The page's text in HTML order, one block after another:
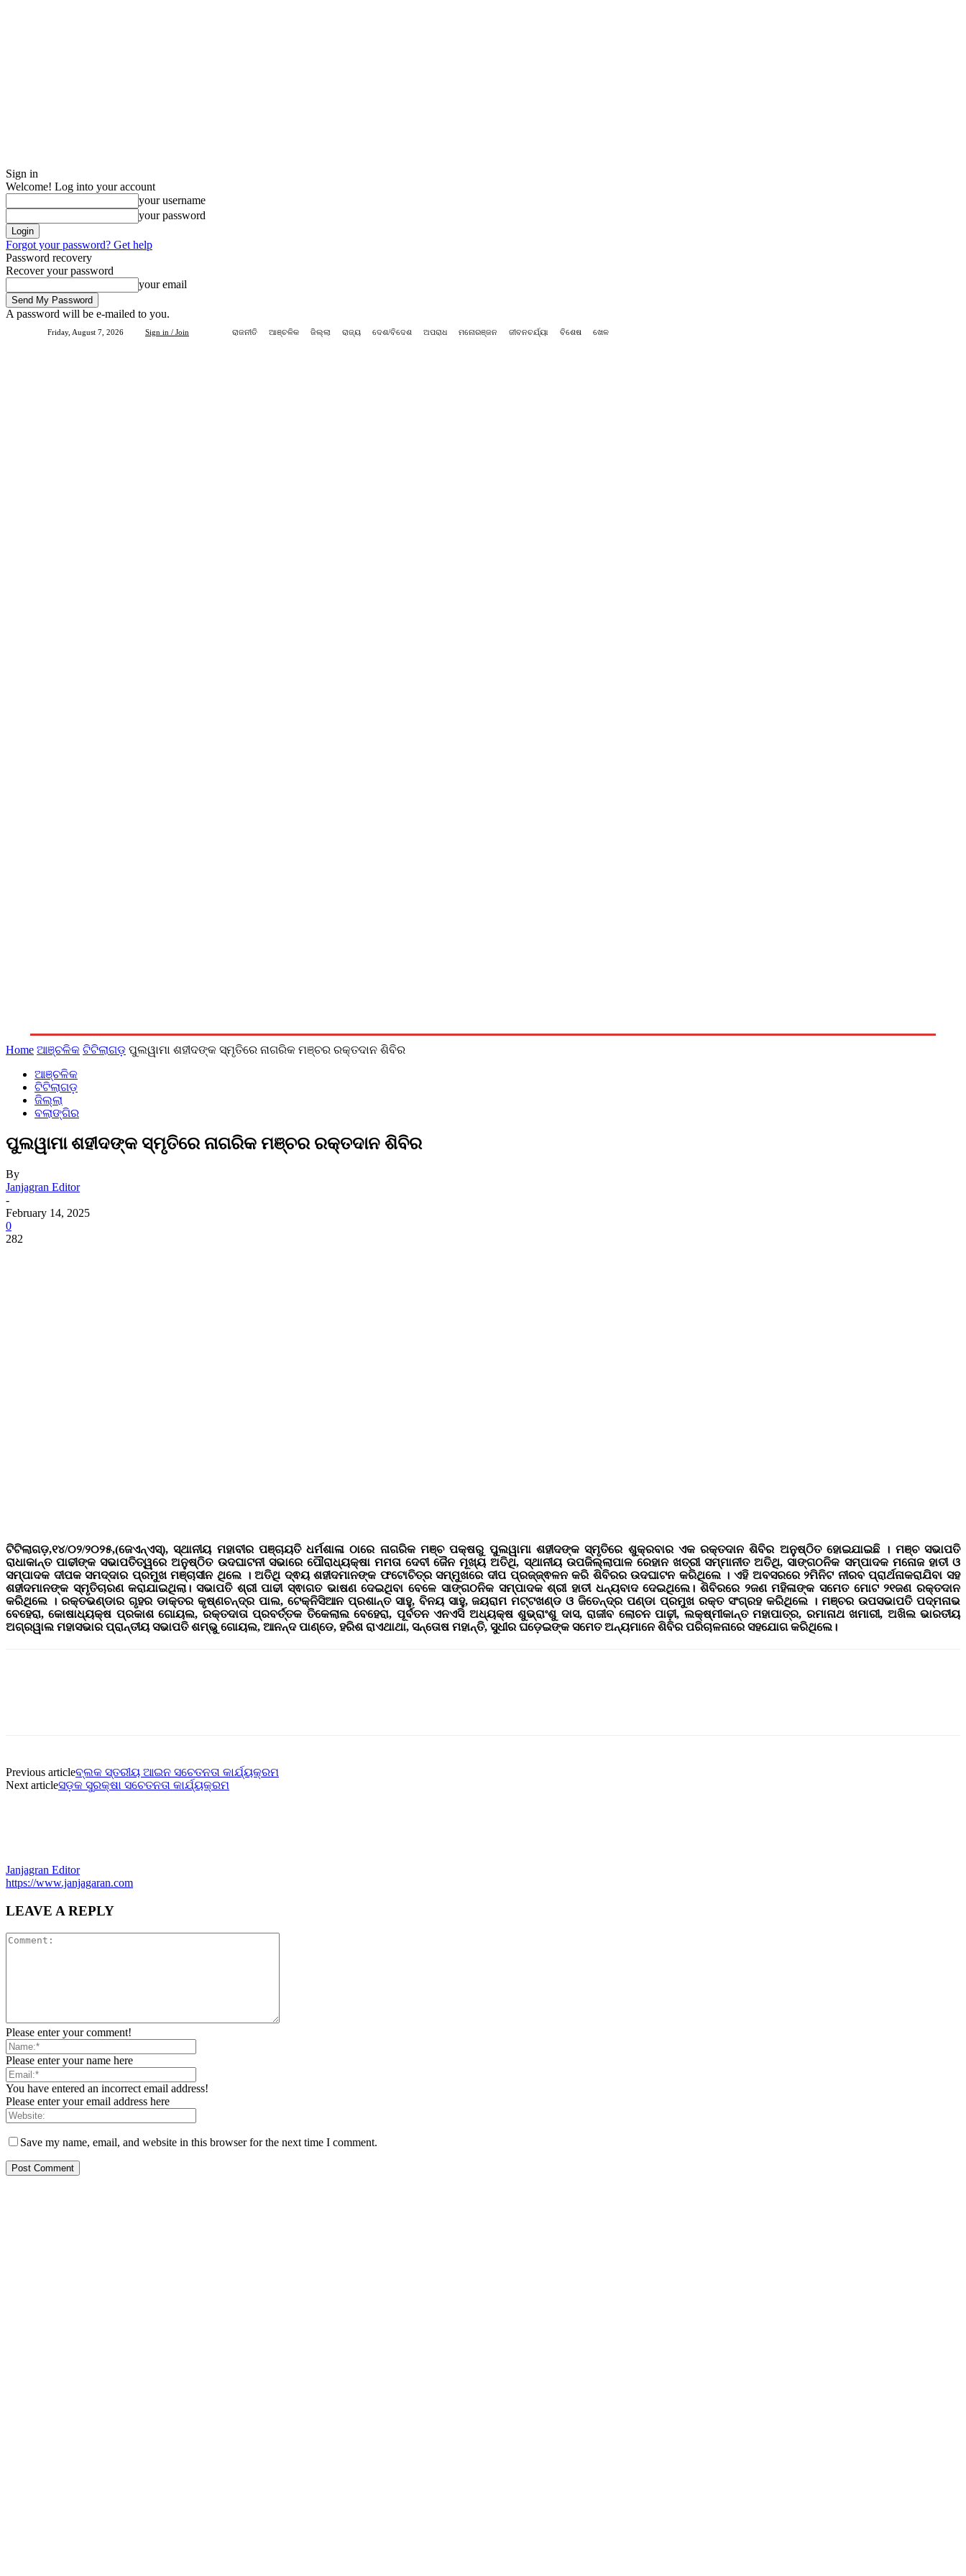
Sign in
Welcome! Log into your account
your username
your password
Forgot your password? Get help
Password recovery
Recover your password
your email
A password will be e-mailed to you.
Friday, August 7, 2026 Sign in / Join ରାଜନୀତି ଆଞ୍ଚଳିକ ଜିଲ୍ଲା ରାଜ୍ୟ ଦେଶ/ବିଦେଶ ଅପରାଧ ମନୋରଞ୍ଜନ ଜୀବନଚର୍ଯ୍ୟା ବିଶେଷ ଖେଳ
Home ଆଞ୍ଚଳିକ ଟିଟିଲାଗଡ଼ ପୁଲୱାମା ଶହୀଦଙ୍କ ସ୍ମୃତିରେ ନାଗରିକ ମଞ୍ଚର ରକ୍ତଦାନ ଶିବିର
ଆଞ୍ଚଳିକ
ଟିଟିଲାଗଡ଼
ଜିଲ୍ଲା
ବଲାଙ୍ଗିର
ପୁଲୱାମା ଶହୀଦଙ୍କ ସ୍ମୃତିରେ ନାଗରିକ ମଞ୍ଚର ରକ୍ତଦାନ ଶିବିର
By
Janjagran Editor
-
February 14, 2025
0
282
ଟିଟିଲାଗଡ଼,୧୪/୦୨/୨୦୨୫,(ଜେଏନ୍ଏସ୍), ସ୍ଥାନୀୟ ମହାବୀର ପଞ୍ଚାୟତି ଧର୍ମଶାଳା ଠାରେ ନାଗରିକ ମଞ୍ଚ ପକ୍ଷରୁ ପୁଲୱାମା ଶହୀଦଙ୍କ ସ୍ମୃତିରେ ଶୁକ୍ରବାର ଏକ ରକ୍ତଦାନ ଶିବିର ଅନୁଷ୍ଠିତ ହୋଇଯାଇଛି । ମଞ୍ଚ ସଭାପତି
ରାଧାକାନ୍ତ ପାଢୀଙ୍କ ସଭାପତିତ୍ୱରେ ଅନୁଷ୍ଠିତ ଉଦଘାଟନୀ ସଭାରେ ପୌରାଧ୍ୟକ୍ଷା ମମତା ଦେବୀ ଜୈନ ମୂଖ୍ୟ ଅତିଥି, ସ୍ଥାନୀୟ ଉପଜିଲ୍ଲାପାଳ ରେହାନ ଖତ୍ରୀ ସମ୍ମାନୀତ ଅତିଥି, ସାଙ୍ଗଠନିକ ସମ୍ପାଦକ ମନୋଜ ହାତୀ ଓ
ସମ୍ପାଦକ ଦୀପକ ସମଦ୍ଦାର ପ୍ରମୁଖ ମଞ୍ଚାସୀନ ଥିଲେ । ଅତିଥି ଦ୍ଵୟ ଶହୀଦମାନଙ୍କ ଫଟୋଚିତ୍ର ସମ୍ମୁଖରେ ଦୀପ ପ୍ରଜ୍ଜ୍ଵଳନ କରି ଶିବିରର ଉଦଘାଟନ କରିଥିଲେ । ଏହି ଅବସରରେ ୨ମିନିଟ ନୀରବ ପ୍ରାର୍ଥନାକରାଯିବା ସହ
ଶହୀଦମାନଙ୍କ ସ୍ମୃତିଚାରଣ କରାଯାଇଥିଲା। ସଭାପତି ଶ୍ରୀ ପାଢୀ ସ୍ଵାଗତ ଭାଷଣ ଦେଇଥିବା ବେଳେ ସାଙ୍ଗଠନିକ ସମ୍ପାଦକ ଶ୍ରୀ ହାତୀ ଧନ୍ୟବାଦ ଦେଇଥିଲେ। ଶିବିରରେ ୨ଜଣ ମହିଳାଙ୍କ ସମେତ ମୋଟ ୨୧ଜଣ ରକ୍ତଦାନ
କରିଥିଲେ ‌। ରକ୍ତଭଣ୍ଡାର ଗୃହର ଡାକ୍ତର କୃଷ୍ଣଚନ୍ଦ୍ର ପାଲ, ଟେକ୍ନିସିଆନ ପ୍ରଶାନ୍ତ ସାହୁ, ବିନୟ ସାହୁ, ଜୟରାମ ମଟ୍ଟଖଣ୍ଡ ଓ ଜିତେନ୍ଦ୍ର ପଣ୍ଡା ପ୍ରମୁଖ ରକ୍ତ ସଂଗ୍ରହ କରିଥିଲେ ‌। ମଞ୍ଚର ଉପସଭାପତି ପଦ୍ମନାଭ
ବେହେରା, କୋଷାଧ୍ୟକ୍ଷ ପ୍ରକାଶ ଗୋୟଲ, ରକ୍ତଦାତା ପ୍ରବର୍ତ୍ତକ ତିକେଲାଲ ବେହେରା, ପୂର୍ବତନ ଏନଏସି ଅଧ୍ୟକ୍ଷ ଶୁଭ୍ରାଂଶୁ ଦାସ, ରାଜୀବ ଲୋଚନ ପାଢ଼ୀ, ଲକ୍ଷ୍ମୀକାନ୍ତ ମହାପାତ୍ର, ରମାନାଥ ଖମାରୀ, ଅଖିଲ ଭାରତୀୟ
ଅଗ୍ରୱାଲ ମହାସଭାର ପ୍ରାନ୍ତୀୟ ସଭାପତି ଶମ୍ଭୁ ଗୋୟଲ, ଆନନ୍ଦ ପାଣ୍ଡେ, ହରିଶ ରାଏଥାଥା, ସନ୍ତୋଷ ମହାନ୍ତି, ସୁଧୀର ଘଡ଼େଇଙ୍କ ସମେତ ଅନ୍ୟମାନେ ଶିବିର ପରିଚାଳନାରେ ସହଯୋଗ କରିଥିଲେ।
Previous articleବ୍ଲକ ସ୍ତରୀୟ ଆଇନ ସଚେତନତା କାର୍ଯ୍ୟକ୍ରମ
Next articleସଡ଼କ ସୁରକ୍ଷା ସଚେତନତା କାର୍ଯ୍ୟକ୍ରମ
Janjagran Editor
https://www.janjagaran.com
LEAVE A REPLY
Please enter your comment!
Please enter your name here
You have entered an incorrect email address!
Please enter your email address here
Save my name, email, and website in this browser for the next time I comment.